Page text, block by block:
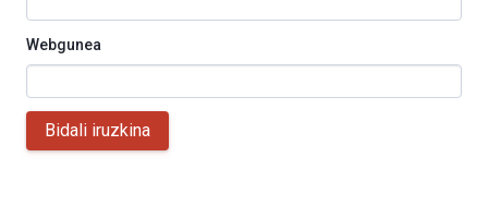
Webgunea
Bidali iruzkina